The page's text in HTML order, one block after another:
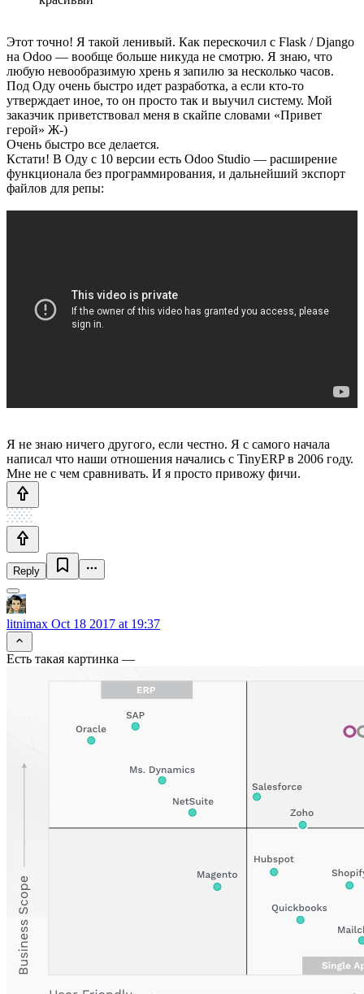
Этот точно! Я такой ленивый. Как перескочил с Flask / Django
на Odoo — вообще больше никуда не смотрю. Я знаю, что
любую невообразимую хрень я запилю за несколько часов.
Под Оду очень быстро идет разработка, а если кто-то
утверждает иное, то он просто так и выучил систему. Мой
заказчик приветствовал меня в скайпе словами «Привет
герой» Ж-)
Очень быстро все делается.
Кстати! В Оду с 10 версии есть Odoo Studio — расширение
функционала без программирования, и дальнейший экспорт
файлов для репы:
Я не знаю ничего другого, если честно. Я с самого начала
написал что наши отношения начались с TinyERP в 2006 году.
Мне не с чем сравнивать. И я просто привожу фичи.
Reply
litnimax Oct 18 2017 at 19:37
Есть такая картинка —